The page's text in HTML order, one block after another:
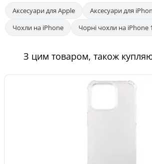
Аксесуари для Apple
Аксесуари для
Чохли на iPhone
Чорні чохли на iPhone
З цим товаром, також